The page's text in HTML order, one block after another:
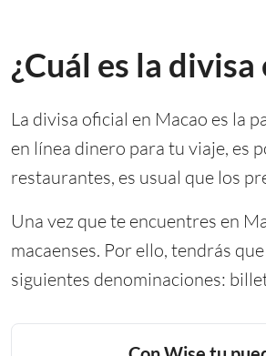
¿Cuál es la divisa
La divisa oficial en Macao es la
en línea dinero para tu viaje, es
restaurantes, es usual que los
Una vez que te encuentres en
macaenses. Por ello, tendrás
siguientes denominaciones: